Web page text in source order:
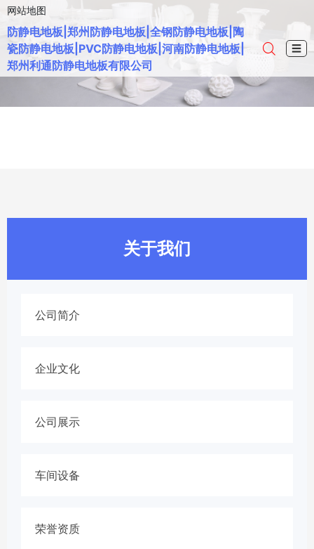
网站地图
防静电地板|郑州防静电地板|全钢防静电地板|陶
瓷防静电地板|PVC防静电地板|河南防静电地板|
郑州利通防静电地板有限公司
☰
关于我们
公司简介
企业文化
公司展示
车间设备
荣誉资质